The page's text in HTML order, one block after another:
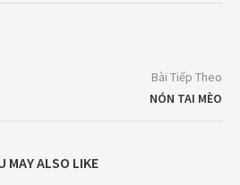
Bài Tiếp Theo
NÓN TAI MÈO
MAY ALSO LIKE